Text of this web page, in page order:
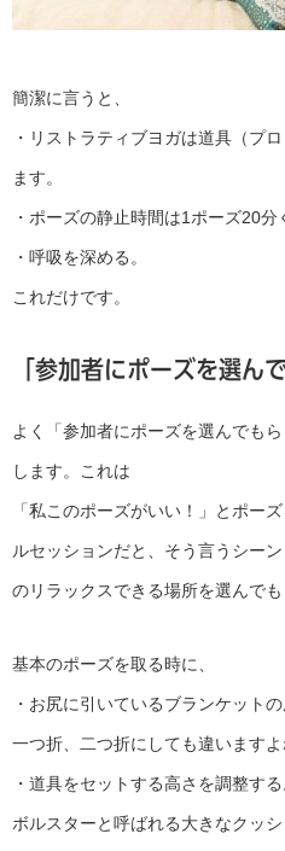
簡潔に言うと、
・リストラティブヨガは道具（プ
ます。
・ポーズの静止時間は1ポーズ20分
・呼吸を深める。
これだけです。
「参加者にポーズを選ん
よく「参加者にポーズを選んでも
します。これは
「私このポーズがいい！」とポー
ルセッションだと、そう言うシー
のリラックスできる場所を選んで
基本のポーズを取る時に、
・お尻に引いているブランケット
一つ折、二つ折にしても違いますよ
・道具をセットする高さを調整する
ボルスターと呼ばれる大きなクッ